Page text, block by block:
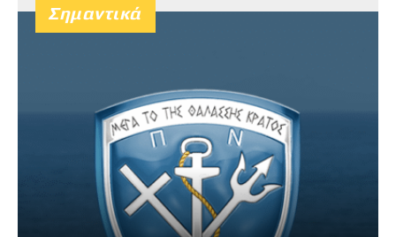
Σημαντικά